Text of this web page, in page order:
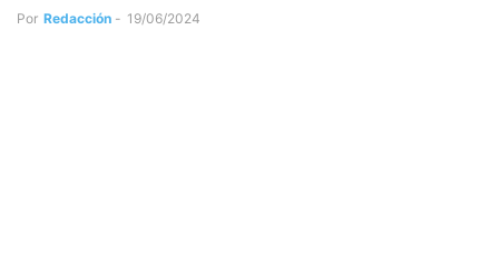
Por Redacción - 19/06/2024